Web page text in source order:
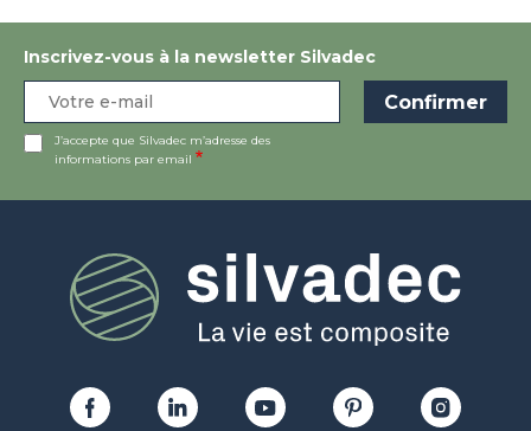
Inscrivez-vous à la newsletter Silvadec
J’accepte que Silvadec m’adresse des
informations par email